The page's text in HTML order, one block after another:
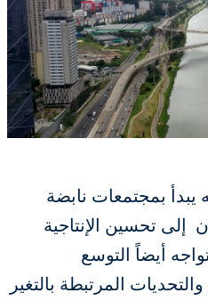
بمجتمعات نابضة
إلى تحسين الإنتاجية
أيضاً التوسع
المرتبطة بالتغير